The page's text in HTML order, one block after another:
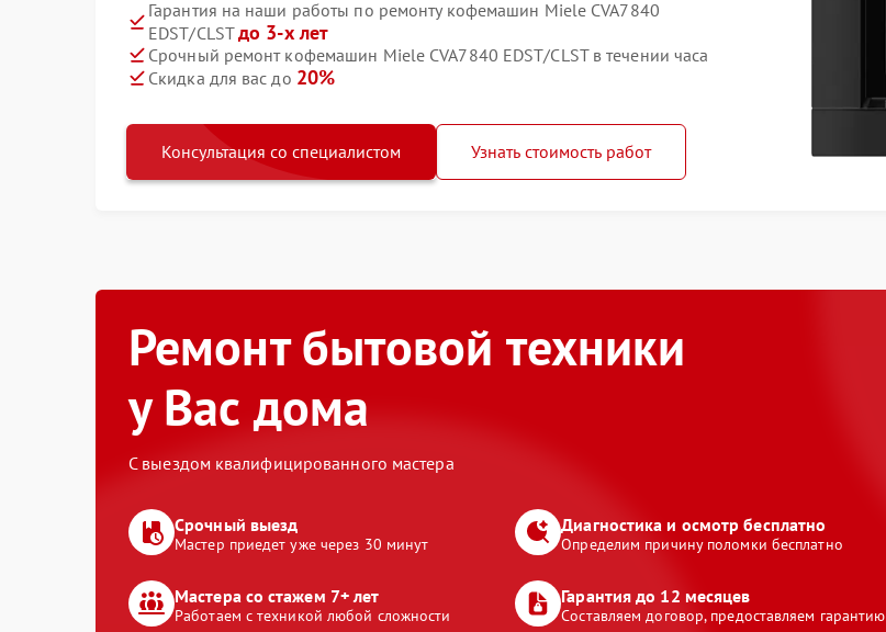
Гарантия на наши работы по ремонту кофемашин Miele CVA7840
EDST/CLSTдо 3-х лет
Срочный ремонт кофемашин Miele CVA7840 EDST/CLST в течении часа
Скидка для вас до 20%
Консультация со специалистом Узнать стоимость работ
Ремонт бытовой техники
у Вас дома
С выездом квалифицированного мастера
Срочный выезд
Мастер приедет уже через 30 минут
Диагностика и осмотр бесплатно
Определим причину поломки бесплатно
Мастера со стажем 7+ лет
Работаем с техникой любой сложности
Гарантия до 12 месяцев
Составляем договор, предоставляем гарантию